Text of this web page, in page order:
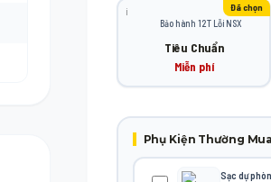
Đã chọn
ℹ️
Bảo hành 12T Lỗi NSX
Tiêu Chuẩn
Miễn phí
Phụ Kiện Thường
Sạc dự